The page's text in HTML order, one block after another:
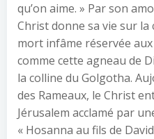
qu’on aime. » Par son
Christ donne sa vie sur
mort infâme réservée
comme cette agneau de
la colline du Golgotha.
des Rameaux, le Christ
Jérusalem acclamé par
« Hosanna au fils de